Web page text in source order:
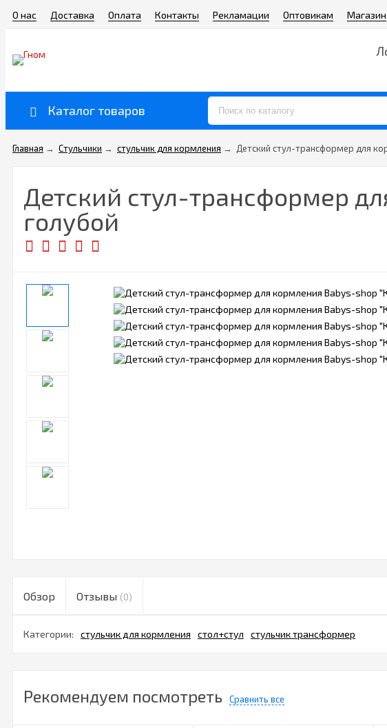
О нас Доставка Оплата Контакты Рекламации Оптовикам Магазин
Каталог товаров
Главная → Стульчики → стульчик для кормления → Детский стул-трансформер для
Детский стул-трансформер
голубой
Обзор Отзывы (0)
Категории: стульчик для кормления стол+стул стульчик трансформер
Рекомендуем посмотреть Сравнить все